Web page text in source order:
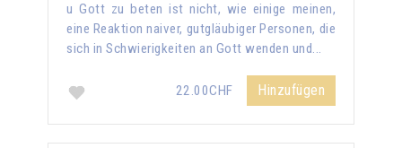
u Gott zu beten ist nicht, wie einige meinen,
eine Reaktion naiver, gutgläubiger Personen, die
sich in Schwierigkeiten an Gott wenden und...
22.00CHF Hinzufügen